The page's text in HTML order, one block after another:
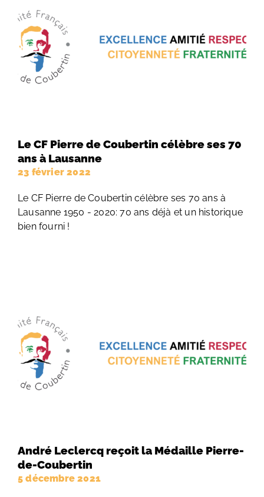
Le CF Pierre de Coubertin célèbre ses 70
ans à Lausanne
23 février 2022
Le CF Pierre de Coubertin célèbre ses 70 ans à
Lausanne 1950 - 2020: 70 ans déjà et un historique
bien fourni !
André Leclercq reçoit la Médaille Pierre-
de-Coubertin
5 décembre 2021